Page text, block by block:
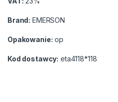
Brand: EMERSON
Opakowanie: op
Kod dostawcy: eta4118*118